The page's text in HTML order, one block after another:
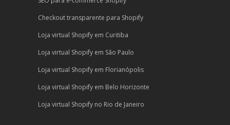
Checkout transparente para Shopify
Loja virtual Shopify em Curitiba
Loja virtual Shopify em São Paulo
Loja virtual Shopify em Florianópolis
Loja virtual Shopify em Belo Horizonte
Loja virtual Shopify no Rio de Janeiro